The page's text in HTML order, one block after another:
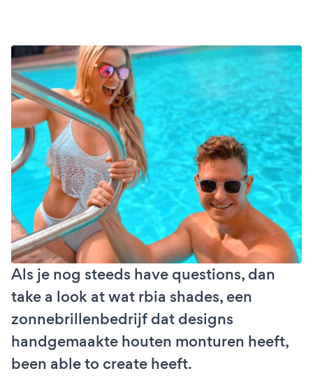
Als je nog steeds have questions, dan
take a look at wat rbia shades, een
zonnebrillenbedrijf dat designs
handgemaakte houten monturen heeft,
been able to create heeft.